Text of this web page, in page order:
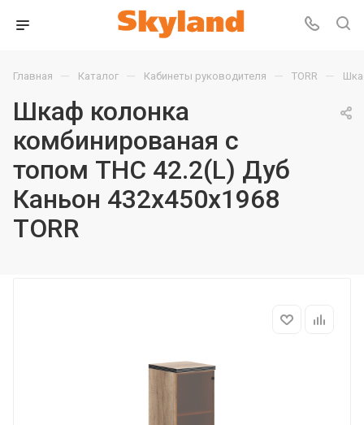
Главная — Каталог — Кабинеты руководителя — TORR —
Шкаф колонка
комбинированая с
топом THC 42.2(L) Дуб
Каньон 432х450х1968
TORR